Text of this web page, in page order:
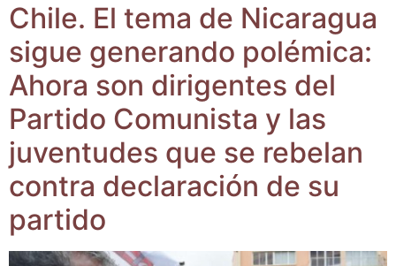
Chi­le. El tema de Nica­ra­gua
sigue gene­ran­do polé­mi­ca:
Aho­ra son diri­gen­tes del
Par­ti­do Comu­nis­ta y las
juven­tu­des que se rebe­lan
con­tra decla­ra­ción de su
partido